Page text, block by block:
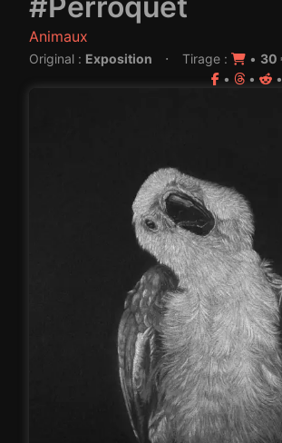
Animaux
Original : Exposition · Tirage : • 30
•
• •